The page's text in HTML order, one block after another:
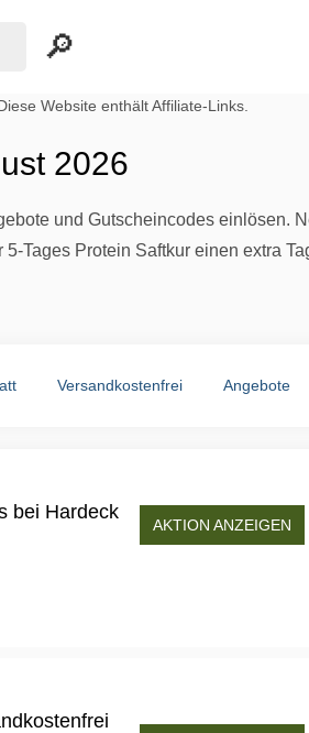
Diese Website enthält Affiliate-Links.
2026
und Gutscheincodes einlösen.
Tages Protein Saftkur einen extra
Versandkostenfrei Angebote
bei Hardeck
AKTION ANZEIGEN